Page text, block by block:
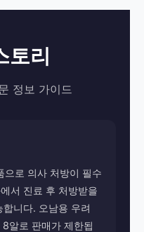
토리
정보 가이드
으로 의사 처방이 필수
서 진료 후 처방받을
니다. 오남용 우려
알로 판매가 제한됩